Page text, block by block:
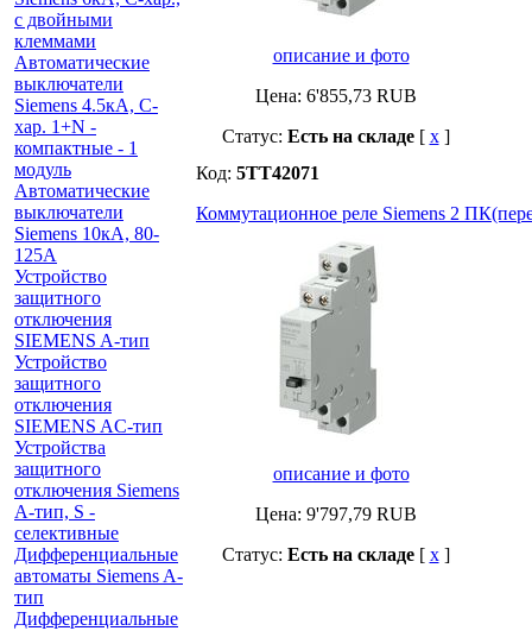
с двойными
клеммами
Автоматические
выключатели
Siemens 4.5кА, C-
хар. 1+N -
компактные - 1
модуль
Автоматические
выключатели
Siemens 10кА, 80-
125A
Устройство
защитного
отключения
SIEMENS A-тип
Устройство
защитного
отключения
SIEMENS AС-тип
Устройства
защитного
отключения Siemens
A-тип, S -
селективные
Дифференциальные
автоматы Siemens A-
тип
Дифференциальные
описание и фото
Цена: 6'855,73RUB
Статус: Есть на складе[ x]
Код: 5TT42071
Коммутационное реле Siemens 2
описание и фото
Цена: 9'797,79RUB
Статус: Есть на складе[ x]